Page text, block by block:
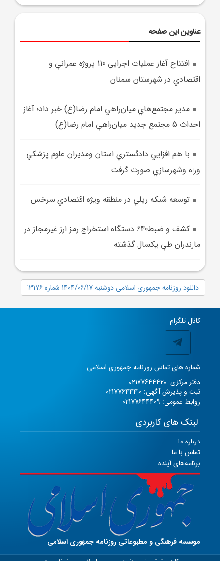
عناوین این صفحه
افتتاح آغاز عمليات اجرايي 110 پروژه عمراني و
اقتصادي در شهرستان سمنان
مدير مجتمع‌هاي ميان‌راهي امام رضا(ع) خبر داد؛ آغاز
احداث 5 مجتمع‌ جديد ميان‌راهي امام رضا(ع)
با هم افزايي دادگستري استان ومديران علوم پزشکي
وراه وشهرسازي صورت گرفت
توسعه شبکه ريلي در منطقه ويژه اقتصادي سرخس
کشف و ضبط640 دستگاه استخراج رمز ارز غيرمجاز در
مازندران طي يکسال گذشته
دانلود روزنامه جمهوری اسلامی دوشنبه 1404/06/17 شماره 13176
کانال تلگرام
شماره های تماس روزنامه جمهوری اسلامی
دفتر مرکزی: 02177644420
ثبت و پذیرش آگهی: 02177644410
روابط عمومی: 02177644409
لینک های کاربردی
درباره ما
تماس با ما
برنامه‌های آینده
موسسه فرهنگی و مطبوعاتی روزنامه جمهوری اسلامی